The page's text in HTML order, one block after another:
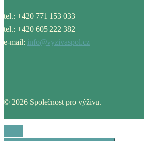
tel.: +420 771 153 033
tel.: +420 605 222 382
e-mail: info@vyzivaspol.cz
© 2026 Společnost pro výživu.